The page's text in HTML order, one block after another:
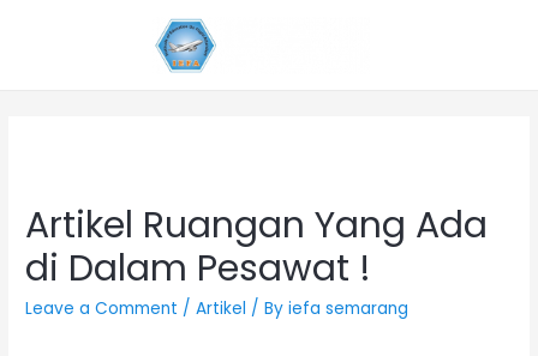
Artikel Ruangan Yang Ada
di Dalam Pesawat !
Leave a Comment /Artikel / Byiefa semarang